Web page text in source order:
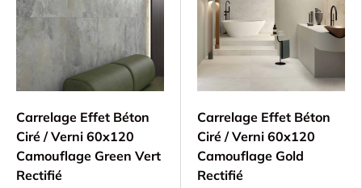
Carrelage Effet Béton
Ciré / Verni 60x120
Camouflage Green Vert
Rectifié
Carrelage Effet Béton
Ciré / Verni 60x120
Camouflage Gold
Rectifié